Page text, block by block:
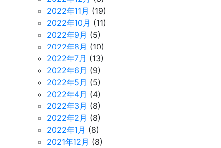
2022年11月 (19)
2022年10月 (11)
2022年9月 (5)
2022年8月 (10)
2022年7月 (13)
2022年6月 (9)
2022年5月 (5)
2022年4月 (4)
2022年3月 (8)
2022年2月 (8)
2022年1月 (8)
2021年12月 (8)